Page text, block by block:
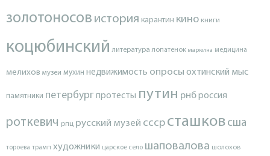
золотоносов история карантин кино книги
коцюбинский литература лопатенок маркина медицина
мелихов музеи мухин недвижимость опросы охтинский мыс
памятники петербургпротесты путин рнброссия
роткевич рпц русский музей ссср сташков сша
тороева трамп художники царское село шаповалова шолохов